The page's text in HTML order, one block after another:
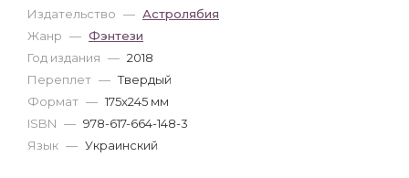
Издательство — Астролябия
Жанр — Фэнтези
Год издания — 2018
Переплет — Твердый
Формат — 175x245 мм
ISBN — 978-617-664-148-3
Язык — Украинский